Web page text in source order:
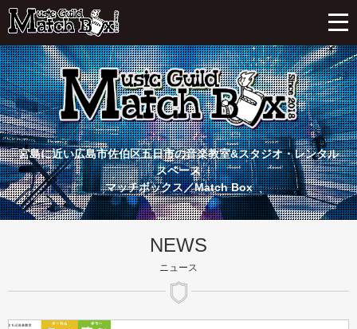
宮島に近い広島市佐伯区五日市の音楽教室&スタジオ・レンタル
スペース
マッチボックス／Match Box
NEWS
ニュース